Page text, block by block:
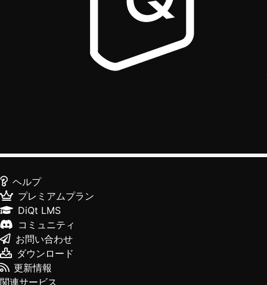
ヘルプ
プレミアムプラン
DiQt LMS
コミュニティ
お問い合わせ
ダウンロード
更新情報
関連サービス